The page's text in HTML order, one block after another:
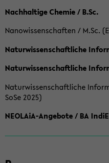
Nachhaltige Chemie / B.Sc.
Nanowissenschaften / M.Sc.
Naturwissenschaftliche
Naturwissenschaftliche
Naturwissenschaftliche
SoSe 2025)
NEOLAiA-Angebote / BA